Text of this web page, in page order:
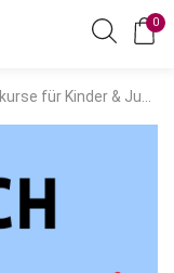
0
für Kinder & Jugendliche